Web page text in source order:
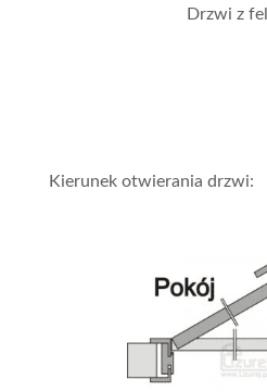
Drzwi z
Kierunek otwierania drzwi: